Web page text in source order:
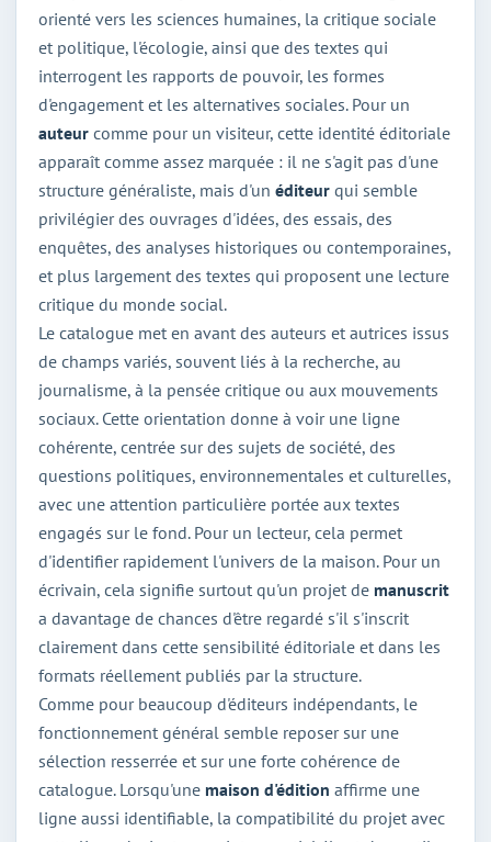
orienté vers les sciences humaines, la critique sociale
et politique, l'écologie, ainsi que des textes qui
interrogent les rapports de pouvoir, les formes
d'engagement et les alternatives sociales. Pour un
auteur comme pour un visiteur, cette identité éditoriale
apparaît comme assez marquée : il ne s'agit pas d'une
structure généraliste, mais d'un éditeur qui semble
privilégier des ouvrages d'idées, des essais, des
enquêtes, des analyses historiques ou contemporaines,
et plus largement des textes qui proposent une lecture
critique du monde social.
Le catalogue met en avant des auteurs et autrices issus
de champs variés, souvent liés à la recherche, au
journalisme, à la pensée critique ou aux mouvements
sociaux. Cette orientation donne à voir une ligne
cohérente, centrée sur des sujets de société, des
questions politiques, environnementales et culturelles,
avec une attention particulière portée aux textes
engagés sur le fond. Pour un lecteur, cela permet
d'identifier rapidement l'univers de la maison. Pour un
écrivain, cela signifie surtout qu'un projet de manuscrit
a davantage de chances d'être regardé s'il s'inscrit
clairement dans cette sensibilité éditoriale et dans les
formats réellement publiés par la structure.
Comme pour beaucoup d'éditeurs indépendants, le
fonctionnement général semble reposer sur une
sélection resserrée et sur une forte cohérence de
catalogue. Lorsqu'une maison d'édition affirme une
ligne aussi identifiable, la compatibilité du projet avec